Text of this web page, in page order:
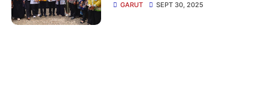
GARUT SEPT 30, 2025